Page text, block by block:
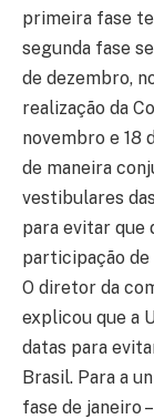
primeira fase
segunda fase
de dezembro,
realização da
novembro e 18
de maneira
vestibulares
para evitar que
participação de
O diretor da
explicou que a
datas para
Brasil. Para a
fase de janeiro